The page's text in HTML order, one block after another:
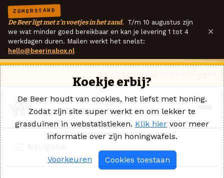
ZOMERSTAND
De Beer ligt met z'n voetjes in het zand. T/m 10 augustus zijn
we wat minder goed bereikbaar en kan je levering 1 tot 4
werkdagen duren. Mailen werkt het snelst:
hello@beerinabox.nl
×
Koekje erbij?
De Beer houdt van cookies, het liefst met honing.
Zodat zijn site super werkt en om lekker te
grasduinen in webstatistieken. Klik hier voor meer
informatie over zijn honingwafels.
Voorkeuren Cookies toestaan